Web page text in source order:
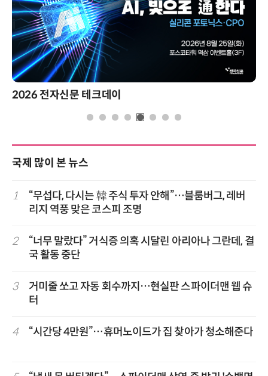
2026 전자신문 테크데이
국제 많이 본 뉴스
1
“무섭다, 다시는 韓 주식 투자 안해”…블룸버그, 레버
리지 역풍 맞은 코스피 조명
2
“너무 말랐다” 거식증 의혹 시달린 아리아나 그란데, 결
국 활동 중단
3
거미줄 쏘고 자동 회수까지…현실판 스파이더맨 웹 슈
터
4 “시간당 4만원”…휴머노이드가 집 찾아가 청소해준다